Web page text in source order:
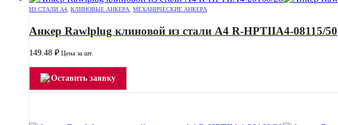
ИЗ СТАЛИ А4 КЛИНОВЫЕ АНКЕРА МЕХАНИЧЕСКИЕ АНКЕРА
Анкер Rawlplug клиновой из стали А4 R-HPTIIA4-08115/50
149.48 ₽ Цена за шт.
Оставить заявку